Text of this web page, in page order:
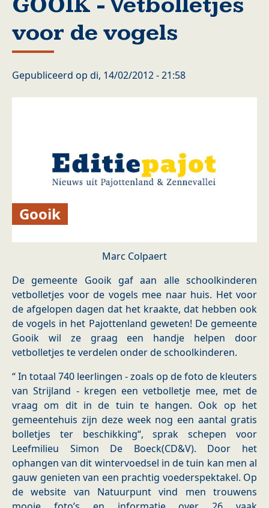
voor de vogels
Gepubliceerd op di, 14/02/2012 - 21:58
Gooik
Marc Colpaert
De gemeente Gooik gaf aan alle schoolkinderen
vetbolletjes voor de vogels mee naar huis. Het voor
de afgelopen dagen dat het kraakte, dat hebben ook
de vogels in het Pajottenland geweten! De gemeente
Gooik wil ze graag een handje helpen door
vetbolletjes te verdelen onder de schoolkinderen.
“ In totaal 740 leerlingen - zoals op de foto de kleuters
van Strijland - kregen een vetbolletje mee, met de
vraag om dit in de tuin te hangen. Ook op het
gemeentehuis zijn deze week nog een aantal gratis
bolletjes ter beschikking“, sprak schepen voor
Leefmilieu Simon De Boeck(CD&V). Door het
ophangen van dit wintervoedsel in de tuin kan men al
gauw genieten van een prachtig voederspektakel. Op
de website van Natuurpunt vind men trouwens